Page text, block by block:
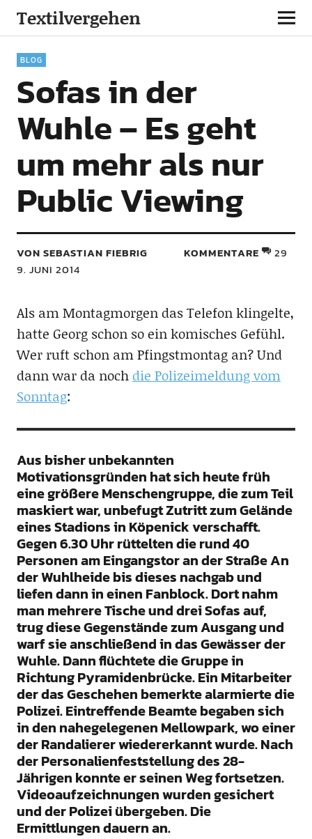
Textilvergehen
BLOG
Sofas in der
Wuhle – Es geht
um mehr als nur
Public Viewing
VON SEBASTIAN FIEBRIG
9. JUNI 2014
KOMMENTARE 29
Als am Montagmorgen das Telefon klingelte,
hatte Georg schon so ein komisches Gefühl.
Wer ruft schon am Pfingstmontag an? Und
dann war da noch die Polizeimeldung vom
Sonntag:
Aus bisher unbekannten
Motivationsgründen hat sich heute früh
eine größere Menschengruppe, die zum Teil
maskiert war, unbefugt Zutritt zum Gelände
eines Stadions in Köpenick verschafft.
Gegen 6.30 Uhr rüttelten die rund 40
Personen am Eingangstor an der Straße An
der Wuhlheide bis dieses nachgab und
liefen dann in einen Fanblock. Dort nahm
man mehrere Tische und drei Sofas auf,
trug diese Gegenstände zum Ausgang und
warf sie anschließend in das Gewässer der
Wuhle. Dann flüchtete die Gruppe in
Richtung Pyramidenbrücke. Ein Mitarbeiter
der das Geschehen bemerkte alarmierte die
Polizei. Eintreffende Beamte begaben sich
in den nahegelegenen Mellowpark, wo einer
der Randalierer wiedererkannt wurde. Nach
der Personalienfeststellung des 28-
Jährigen konnte er seinen Weg fortsetzen.
Videoaufzeichnungen wurden gesichert
und der Polizei übergeben. Die
Ermittlungen dauern an.